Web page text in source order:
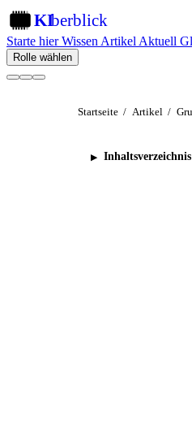
KIberblick
Starte hierWissen Artikel Aktuell
Rolle wählen
Startseite / Artikel /
Inhaltsverzeichnis